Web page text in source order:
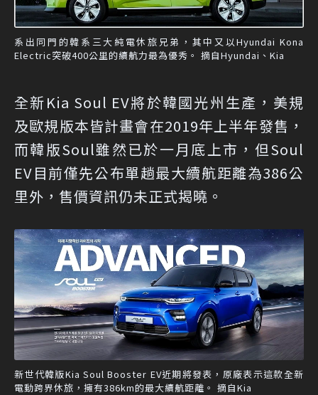
系出同門的韓系三大純電休旅兄弟，其中又以Hyundai Kona
Electric突破400公里的續航力最為優秀。 摘自Hyundai、Kia
全新Kia Soul EV將於韓國光州生產，美規
及歐規版本皆計畫會在2019年上半年發售，
而韓版Soul雖然已於一月底上市，但Soul
EV目前僅先公布單趟最大續航距離為386公
里外，售價資訊仍未正式揭曉。
新世代韓版Kia Soul Booster EV近期將發表，原廠表示這款全新
電動跨界休旅，擁有386km的最大續航距離。 摘自Kia